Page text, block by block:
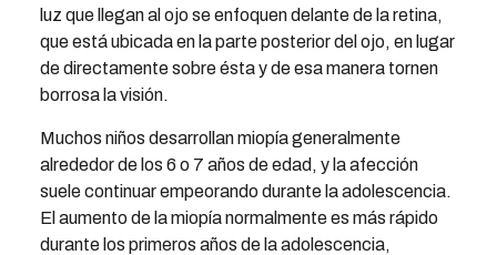
luz que llegan al ojo se enfoquen delante de la retina,
que está ubicada en la parte posterior del ojo, en lugar
de directamente sobre ésta y de esa manera tornen
borrosa la visión.
Muchos niños desarrollan miopía generalmente
alrededor de los 6 o 7 años de edad, y la afección
suele continuar empeorando durante la adolescencia.
El aumento de la miopía normalmente es más rápido
durante los primeros años de la adolescencia,